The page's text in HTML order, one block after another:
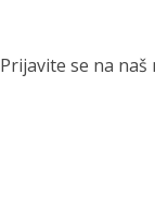
Prijavite se na